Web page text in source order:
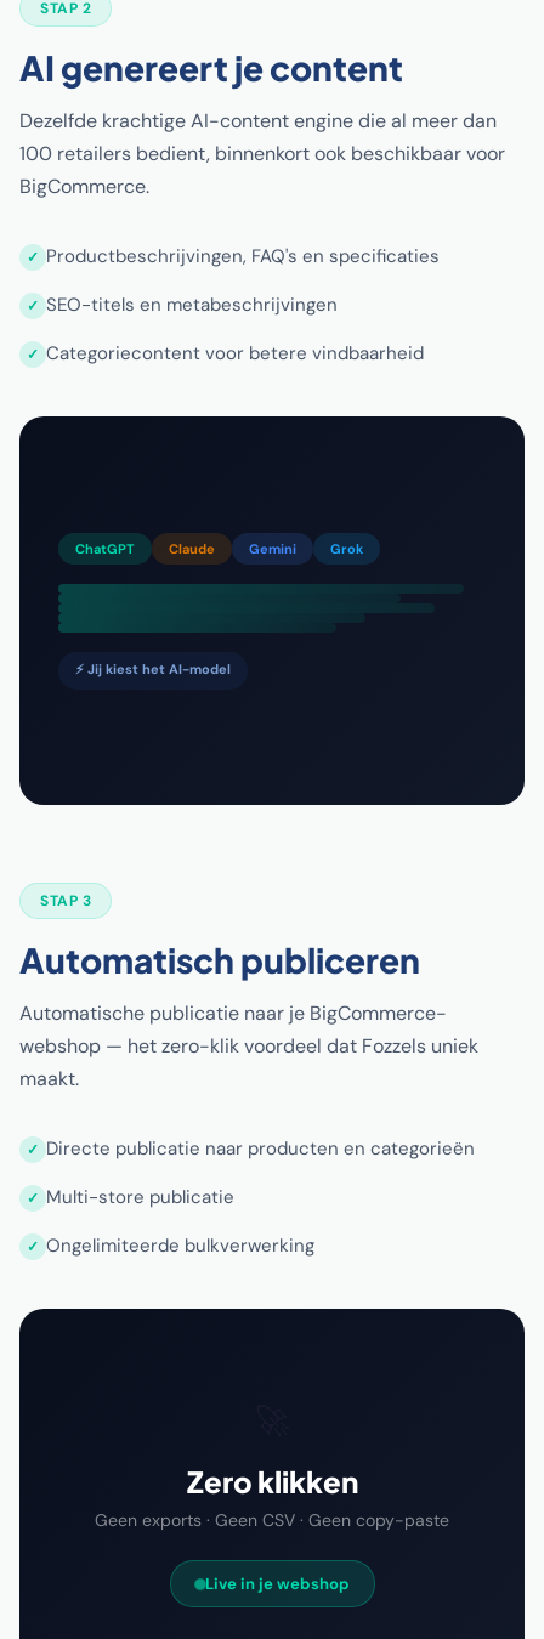
STAP 2
AI genereert je content
Dezelfde krachtige AI-content engine die al meer dan
100 retailers bedient, binnenkort ook beschikbaar voor
BigCommerce.
Productbeschrijvingen, FAQ's en specificaties
SEO-titels en metabeschrijvingen
Categoriecontent voor betere vindbaarheid
ChatGPT Claude Gemini Grok
⚡ Jij kiest het AI-model
STAP 3
Automatisch publiceren
Automatische publicatie naar je BigCommerce-
webshop — het zero-klik voordeel dat Fozzels uniek
maakt.
Directe publicatie naar producten en categorieën
Multi-store publicatie
Ongelimiteerde bulkverwerking
Zero klikken
Geen exports · Geen CSV · Geen copy-paste
Live in je webshop